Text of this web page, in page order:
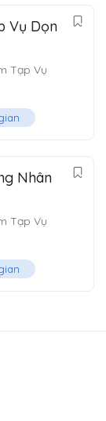
Vụ Dọn
Tạp Vụ
Nhân
Tạp Vụ